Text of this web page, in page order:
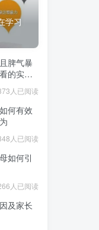
学习
脾气暴
的实用
人已阅读
何有效
人已阅读
如何引
人已阅读
及家长